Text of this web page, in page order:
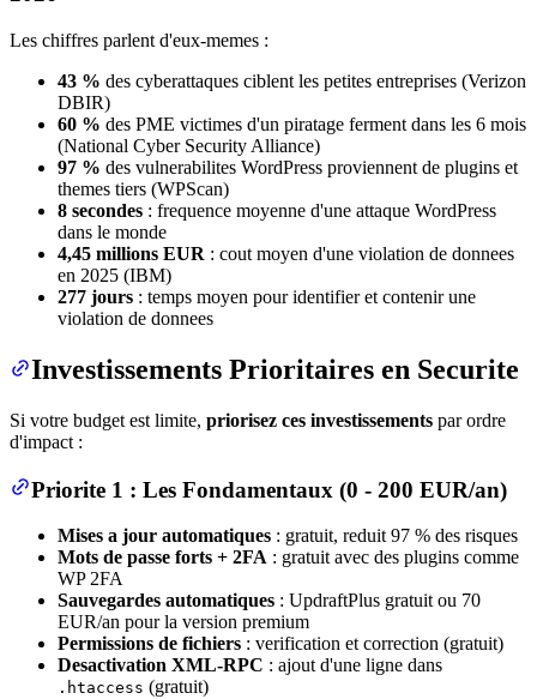
Les chiffres parlent d'eux-memes :
43 % des cyberattaques ciblent les petites entreprises (Verizon
DBIR)
60 % des PME victimes d'un piratage ferment dans les 6 mois
(National Cyber Security Alliance)
97 % des vulnerabilites WordPress proviennent de plugins et
themes tiers (WPScan)
8 secondes : frequence moyenne d'une attaque WordPress
dans le monde
4,45 millions EUR : cout moyen d'une violation de donnees
en 2025 (IBM)
277 jours : temps moyen pour identifier et contenir une
violation de donnees
Investissements Prioritaires en Securite
Si votre budget est limite, priorisez ces investissements par ordre
d'impact :
Priorite 1 : Les Fondamentaux (0 - 200 EUR/an)
Mises a jour automatiques : gratuit, reduit 97 % des risques
Mots de passe forts + 2FA : gratuit avec des plugins comme
WP 2FA
Sauvegardes automatiques : UpdraftPlus gratuit ou 70
EUR/an pour la version premium
Permissions de fichiers : verification et correction (gratuit)
Desactivation XML-RPC : ajout d'une ligne dans
.htaccess (gratuit)